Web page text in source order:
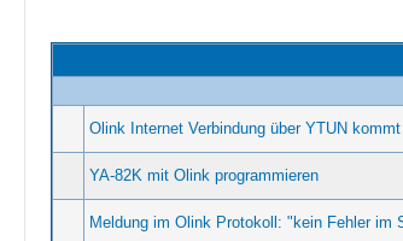
Olink Internet Verbindung über YTUN
YA-82K mit Olink programmieren
Meldung im Olink Protokoll: "kein Fehler im